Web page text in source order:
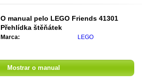
O manual pelo LEGO Friends 41301
Přehlídka štěňátek
Marca: LEGO
Mostrar o manual